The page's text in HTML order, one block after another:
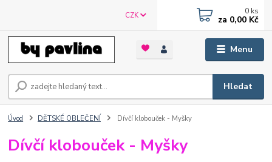
Menu
CZK
Hledat
0 ks
za 0,00 Kč
Úvod DĚTSKÉ OBLEČENÍ Dívčí klobouček - Myšky
Dívčí klobouček - Myšky